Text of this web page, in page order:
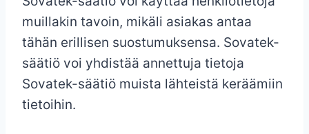
muillakin tavoin, mikäli asiakas antaa
tähän erillisen suostumuksensa. Sovatek-
säätiö voi yhdistää annettuja tietoja
Sovatek-säätiö muista lähteistä keräämiin
tietoihin.